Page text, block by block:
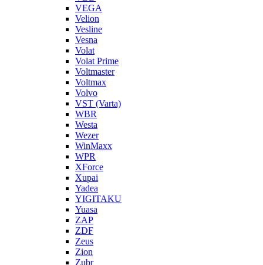
VEGA
Velion
Vesline
Vesna
Volat
Volat Prime
Voltmaster
Voltmax
Volvo
VST (Varta)
WBR
Westa
Wezer
WinMaxx
WPR
XForce
Xupai
Yadea
YIGITAKU
Yuasa
ZAP
ZDF
Zeus
Zion
Zubr